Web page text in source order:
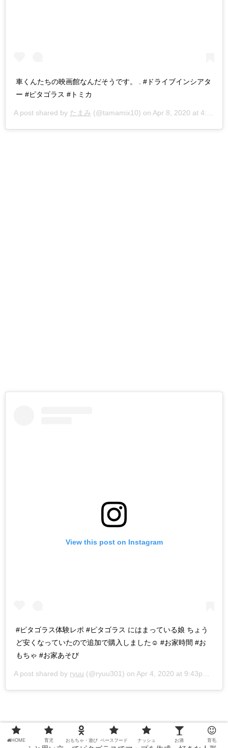
車くんたちの映画館なんだそうです。 . #ドライブインシアタ
ー #ピタゴラス #トミカ
A post shared by たまみ (@tamamix10) on Apr 8, 2020 at 4:33am PDT
View this post on Instagram
#ピタゴラス体験レポ #ピタゴラス にはまっている娘 ちょう
ど安くなっていたので追加で購入しました☺️ #お家時間 #お
もちゃ #お家あそび
A post shared by ryuu (@ryuu301) on Apr 4, 2020 at 9:43pm PDT
HOME 育児 おもちゃ・遊び ベースフード ナッシュ お酒 育毛